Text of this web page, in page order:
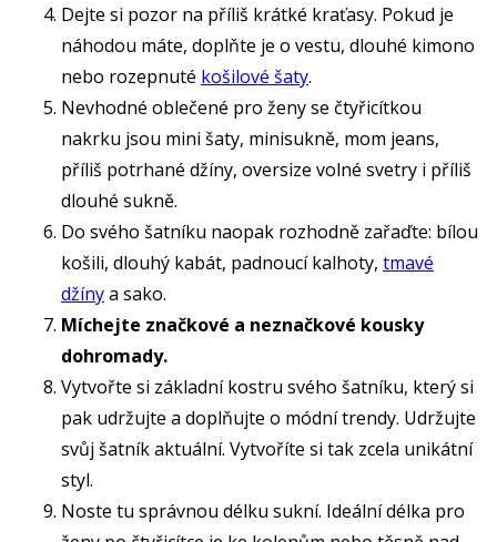
Dejte si pozor na příliš krátké kraťasy. Pokud je
náhodou máte, doplňte je o vestu, dlouhé kimono
nebo rozepnuté košilové šaty.
Nevhodné oblečené pro ženy se čtyřicítkou
nakrku jsou mini šaty, minisukně, mom jeans,
příliš potrhané džíny, oversize volné svetry i příliš
dlouhé sukně.
Do svého šatníku naopak rozhodně zařaďte: bílou
košili, dlouhý kabát, padnoucí kalhoty, tmavé
džínya sako.
Míchejte značkové a neznačkové kousky
dohromady.
Vytvořte si základní kostru svého šatníku, který si
pak udržujte a doplňujte o módní trendy. Udržujte
svůj šatník aktuální. Vytvoříte si tak zcela unikátní
styl.
Noste tu správnou délku sukní. Ideální délka pro